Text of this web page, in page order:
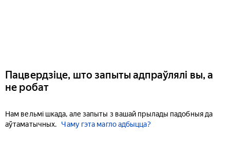
Пацвердзіце, што запыты адпраўлялі вы, а
не робат
Нам вельмі шкада, але запыты з вашай прылады падобныя да
аўтаматычных.
Чаму гэта магло адбыцца?